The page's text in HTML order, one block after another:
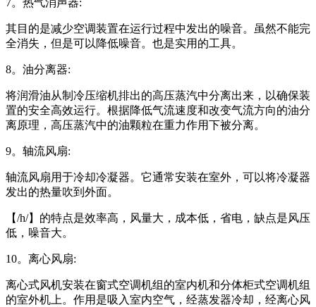
7。热气消声器:
其目的是减少空调装置在运行过程中发出的噪音。虽然不能完
全消失，但是可以降低噪音。也是实用的工具。
8。油分离器:
将润滑油从制冷压缩机排出的高压蒸汽中分离出来，以确保装
置的安全高效运行。根据降低气流速度和改变气流方向的油分
离原理，高压蒸汽中的油颗粒在重力作用下被分离。
9。轴流风扇:
轴流风扇用于冷却冷凝器。它通常安装在室外，可以将冷凝器
发出的热量吹到外面。
【/h/】的特点是效率高，风量大，成本低，省电，缺点是风压
低，噪音大。
10。离心风扇:
离心式风机安装在窗式空调机组的室内机和分体柜式空调机组
的室外机上。作用是吸入室内空气，经蒸发器冷却，经离心风